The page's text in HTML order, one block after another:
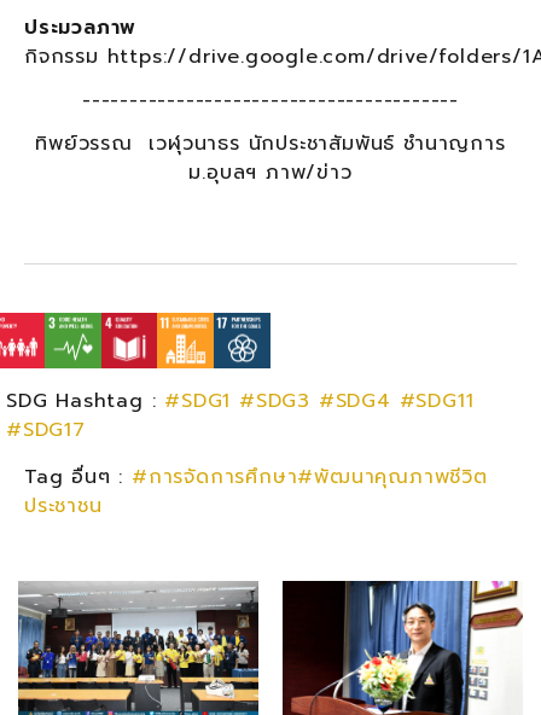
ประมวลภาพ
กิจกรรม https://drive.google.com/drive/folders/
----------------------------------------
ทิพย์วรรณ เวฬุวนาธร นักประชาสัมพันธ์ ชำนาญการ
ม.อุบลฯ ภาพ/ข่าว
SDG Hashtag : #SDG1 #SDG3 #SDG4 #SDG11
#SDG17
Tag อื่นๆ : #การจัดการศึกษา#พัฒนาคุณภาพชีวิต
ประชาชน